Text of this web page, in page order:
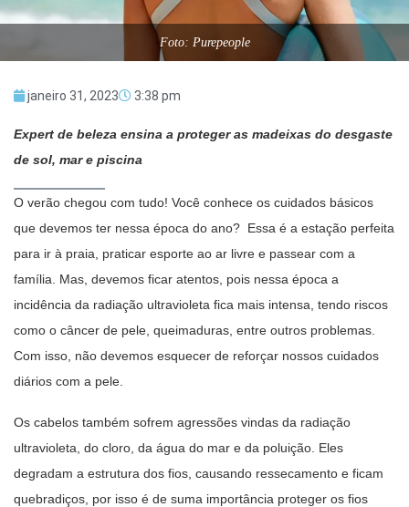
Foto: Purepeople
janeiro 31, 2023 3:38 pm
Expert de beleza ensina a proteger as madeixas do desgaste
de sol, mar e piscina
O verão chegou com tudo! Você conhece os cuidados básicos
que devemos ter nessa época do ano? Essa é a estação perfeita
para ir à praia, praticar esporte ao ar livre e passear com a
família. Mas, devemos ficar atentos, pois nessa época a
incidência da radiação ultravioleta fica mais intensa, tendo riscos
como o câncer de pele, queimaduras, entre outros problemas.
Com isso, não devemos esquecer de reforçar nossos cuidados
diários com a pele.
Os cabelos também sofrem agressões vindas da radiação
ultravioleta, do cloro, da água do mar e da poluição. Eles
degradam a estrutura dos fios, causando ressecamento e ficam
quebradiços, por isso é de suma importância proteger os fios